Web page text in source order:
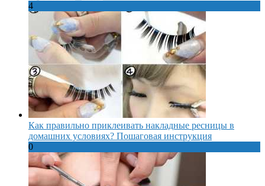
4
Как правильно приклеивать накладные ресницы в
домашних условиях? Пошаговая инструкция
0